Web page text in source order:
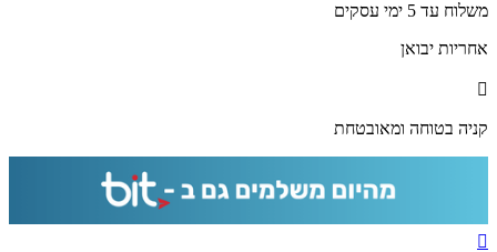
קנבס
זכוכית
משלוח עד 5 ימי עסקים
אחריות יבואן
קניה בטוחה ומאובטחת